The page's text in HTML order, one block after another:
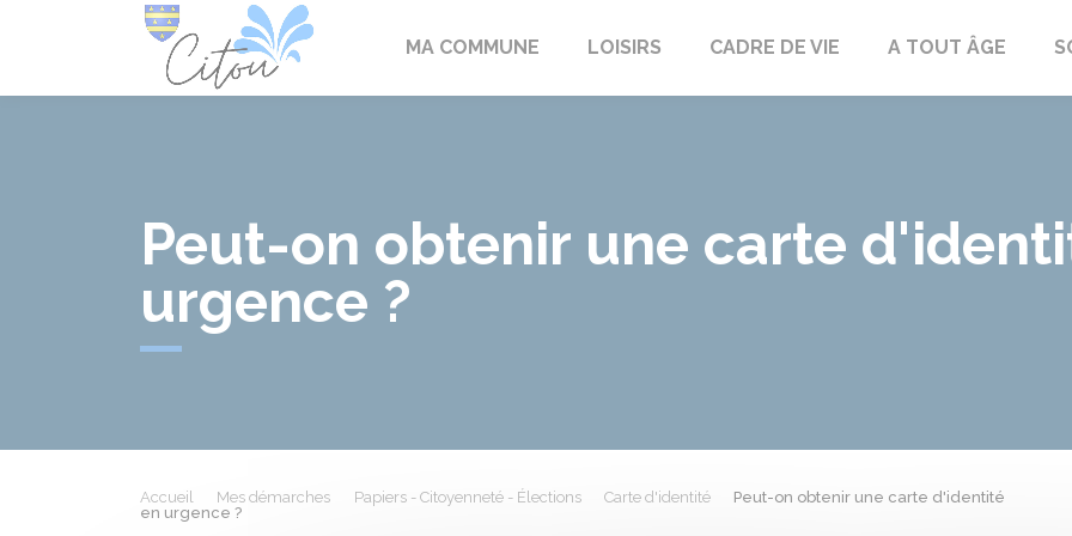
MA COMMUNE LOISIRS CADRE DE VIE A TOUT ÂGE
Peut-on obtenir une carte
urgence ?
Accueil Mes démarches Papiers - Citoyenneté - Élections Carte d'identité
Peut-on obtenir une carte d'identité
en urgence ?